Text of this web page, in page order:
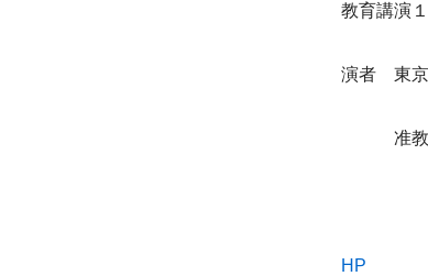
教育講演
演者　東
准教授
HP